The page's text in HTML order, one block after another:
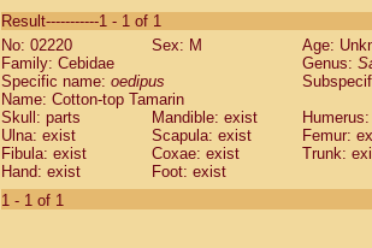
CebidaeSaguinus labiatus(0)
Cebidae Saguinus leucopus (0)
Cebidae
CebidaeSaguinus mystax
Cebidae Saguinus nigricollis (0)
Cebidae Saguinus oedipus
Cebidae Saguinus weddelli
Cebidae Saguinusspp.
Cebidae
Result-----------1 - 1 of 1
No: 02220
Sex: M
Age:
Family: Cebidae
Genus:
Specific name: oedipus
Name: Cotton-top Tamarin
Skull: parts
Mandible: exist
Ulna: exist
Scapula: exist
Femur:
Fibula: exist
Coxae: exist
Trunk:
Hand: exist
Foot: exist
1 - 1 of 1